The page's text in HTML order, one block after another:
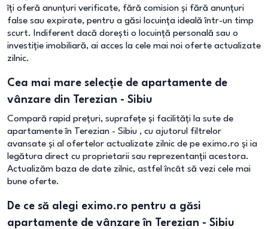
îți oferă anunțuri verificate, fără comision și fără anunțuri
false sau expirate, pentru a găsi locuința ideală într-un timp
scurt. Indiferent dacă dorești o locuință personală sau o
investiție imobiliară, ai acces la cele mai noi oferte actualizate
zilnic.
Cea mai mare selecție de apartamente de
vânzare din Terezian - Sibiu
Compară rapid prețuri, suprafețe și facilități la sute de
apartamente în Terezian - Sibiu , cu ajutorul filtrelor
avansate și al ofertelor actualizate zilnic de pe eximo.ro și ia
legătura direct cu proprietarii sau reprezentanții acestora.
Actualizăm baza de date zilnic, astfel încât să vezi cele mai
bune oferte.
De ce să alegi eximo.ro pentru a găsi
apartamente de vânzare în Terezian - Sibiu